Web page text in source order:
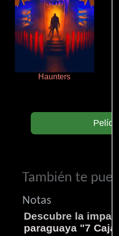
Haunters
También te
Notas
Descubre la
paraguaya "7